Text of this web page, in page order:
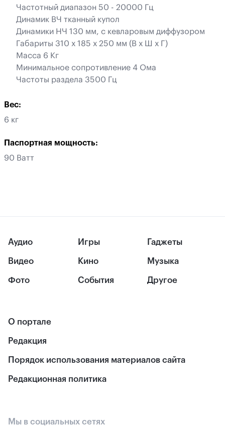
Частотный диапазон 50 - 20000 Гц
Динамик ВЧ тканный купол
Динамики НЧ 130 мм, с кевларовым диффузором
Габариты 310 х 185 х 250 мм (В х Ш х Г)
Масса 6 Кг
Минимальное сопротивление 4 Ома
Частоты раздела 3500 Гц
Вес:
6 кг
Паспортная мощность:
90 Ватт
Аудио
Видео
Фото
Игры
Кино
События
Гаджеты
Музыка
Другое
О портале
Редакция
Порядок использования материалов сайта
Редакционная политика
Мы в социальных сетях